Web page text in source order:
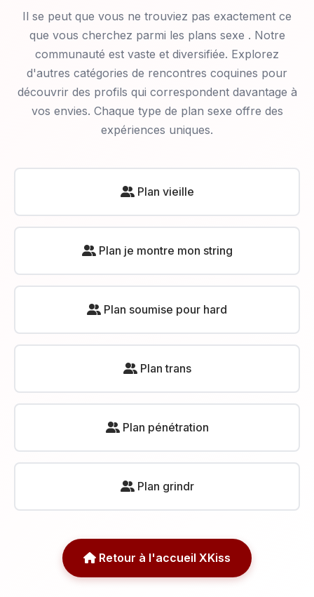
Il se peut que vous ne trouviez pas exactement ce
que vous cherchez parmi les plans sexe . Notre
communauté est vaste et diversifiée. Explorez
d'autres catégories de rencontres coquines pour
découvrir des profils qui correspondent davantage à
vos envies. Chaque type de plan sexe offre des
expériences uniques.
Plan vieille
Plan je montre mon string
Plan soumise pour hard
Plan trans
Plan pénétration
Plan grindr
Retour à l'accueil XKiss